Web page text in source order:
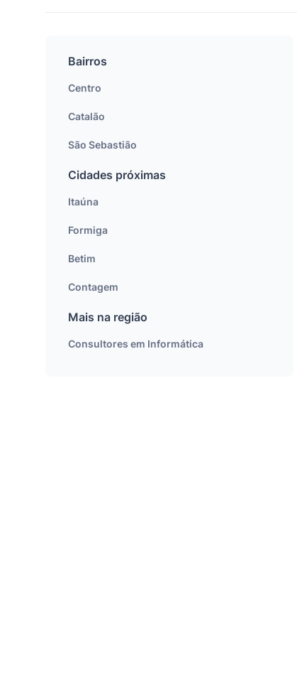
Bairros
Centro
Catalão
São Sebastião
Cidades próximas
Itaúna
Formiga
Betim
Contagem
Mais na região
Consultores em Informática